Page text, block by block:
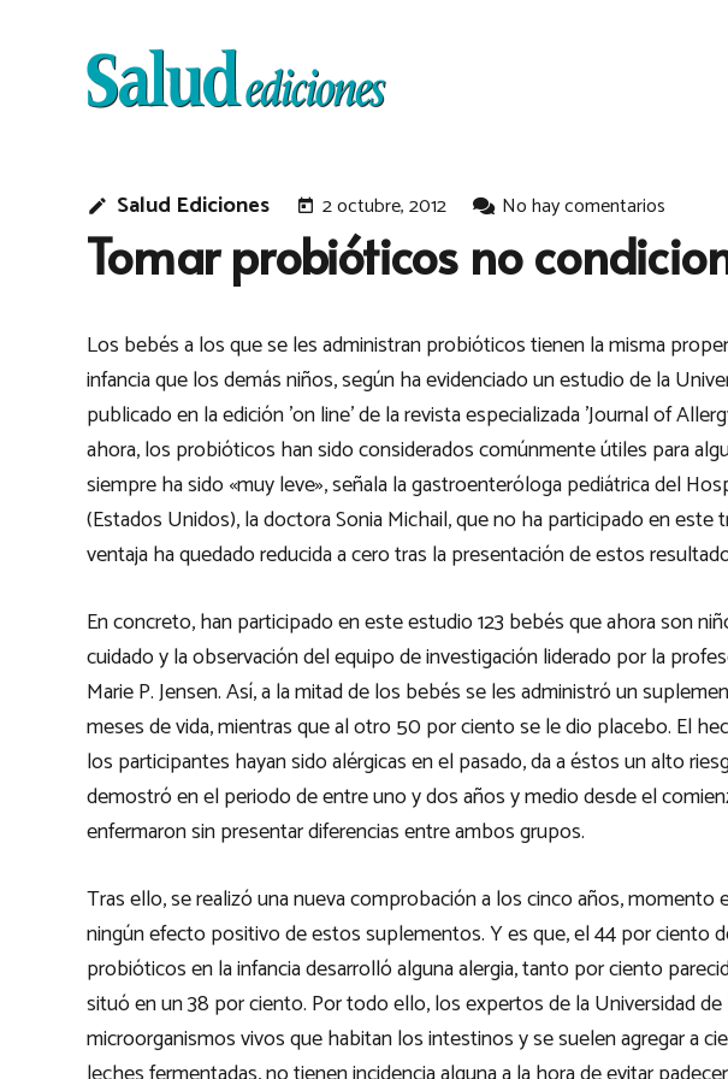
edit Salud Ediciones today 2 octubre, 2012 No hay comentarios
Tomar probióticos no
Los bebés a los que se les administran probióticos tienen la misma
infancia que los demás niños, según ha evidenciado un estudio de la
publicado en la edición 'on line' de la revista especializada 'Journal of
ahora, los probióticos han sido considerados comúnmente útiles para
siempre ha sido «muy leve», señala la gastroenteróloga pediátrica del
(Estados Unidos), la doctora Sonia Michail, que no ha participado en este
ventaja ha quedado reducida a cero tras la presentación de estos
En concreto, han participado en este estudio 123 bebés que ahora son
cuidado y la observación del equipo de investigación liderado por la
Marie P. Jensen. Así, a la mitad de los bebés se les administró un
meses de vida, mientras que al otro 50 por ciento se le dio placebo. El
los participantes hayan sido alérgicas en el pasado, da a éstos un alto
demostró en el periodo de entre uno y dos años y medio desde el
enfermaron sin presentar diferencias entre ambos grupos.
Tras ello, se realizó una nueva comprobación a los cinco años,
ningún efecto positivo de estos suplementos. Y es que, el 44 por ciento
probióticos en la infancia desarrolló alguna alergia, tanto por ciento
situó en un 38 por ciento. Por todo ello, los expertos de la Universidad
microorganismos vivos que habitan los intestinos y se suelen agregar a